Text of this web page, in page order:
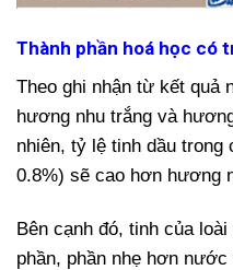
Thành phần hoá học có
Theo ghi nhận từ kết quả
hương nhu trắng và
nhiên, tỷ lệ tinh dầu
0.8%) sẽ cao hơn hương
Bên cạnh đó, tinh của
phần, phần nhẹ hơn